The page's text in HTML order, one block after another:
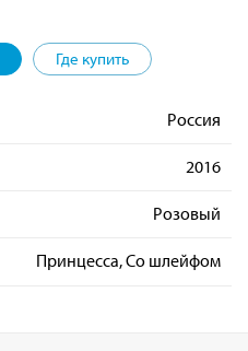
Где купить
Россия
2016
Розовый
Принцесса, Со шлейфом